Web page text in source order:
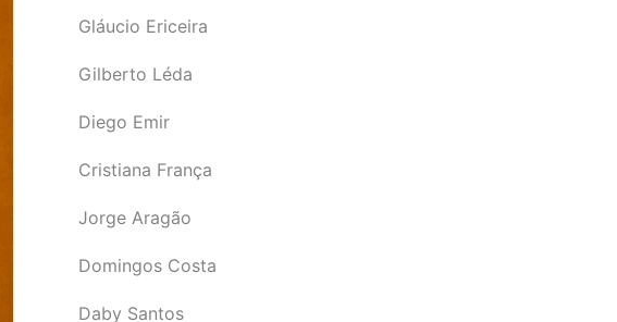
Gláucio Ericeira
Gilberto Léda
Diego Emir
Cristiana França
Jorge Aragão
Domingos Costa
Daby Santos